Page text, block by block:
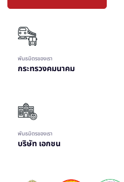
พันธมิตรของเรา
กระทรวงคมนาคม
พันธมิตรของเรา
บริษัท เอกชน